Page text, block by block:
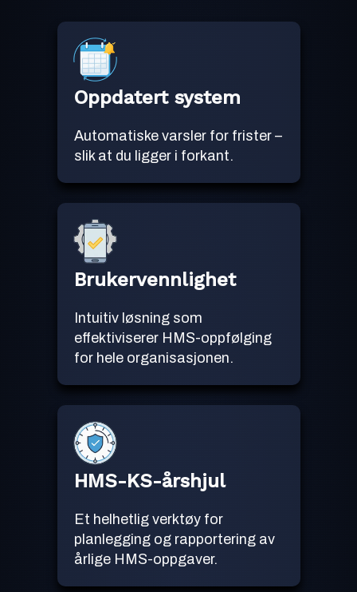
Oppdatert system
Automatiske varsler for frister –
slik at du ligger i forkant.
Brukervennlighet
Intuitiv løsning som
effektiviserer HMS-oppfølging
for hele organisasjonen.
HMS-KS-årshjul
Et helhetlig verktøy for
planlegging og rapportering av
årlige HMS-oppgaver.